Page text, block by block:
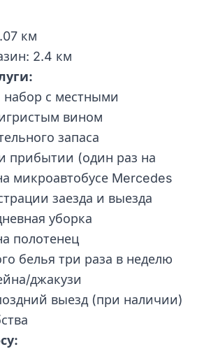
км
2.4 км
с местными
вином
запаса
прибытии (один раз на
микроавтобусе Mercedes
заезда и выезда
уборка
полотенец
белья три раза в неделю
джакузи
выезд (при наличии)